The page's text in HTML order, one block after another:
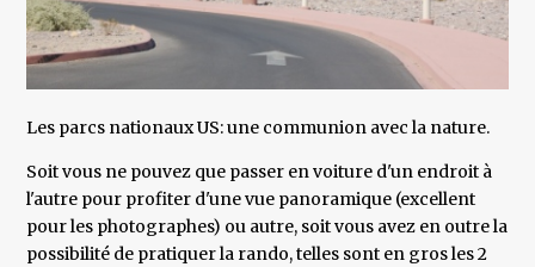
Les parcs nationaux US: une communion avec la nature.
Soit vous ne pouvez que passer en voiture d'un endroit à
l'autre pour profiter d'une vue panoramique (excellent
pour les photographes) ou autre, soit vous avez en outre la
possibilité de pratiquer la rando, telles sont en gros les 2